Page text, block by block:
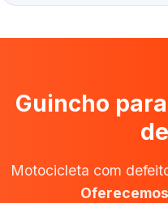
Guincho
Motocicleta com